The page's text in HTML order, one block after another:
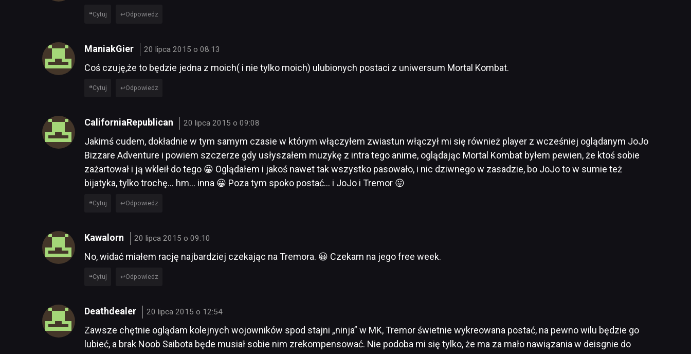
Cytuj Odpowiedz
ManiakGier 20 lipca 2015 o 08:13
Coś czuję,że to będzie jedna z moich( i nie tylko moich) ulubionych postaci z uniwersum Mortal Kombat.
Cytuj Odpowiedz
CaliforniaRepublican 20 lipca 2015 o 09:08
Jakimś cudem, dokładnie w tym samym czasie w którym włączyłem zwiastun włączył mi się również player z wcześniej oglądanym JoJo
Bizzare Adventure i powiem szczerze gdy usłyszałem muzykę z intra tego anime, oglądając Mortal Kombat byłem pewien, że ktoś sobie
zażartował i ją wkleił do tego 😀 Oglądałem i jakoś nawet tak wszystko pasowało, i nic dziwnego w zasadzie, bo JoJo to w sumie też
bijatyka, tylko trochę… hm… inna 😀 Poza tym spoko postać… i JoJo i Tremor 😛
Cytuj Odpowiedz
Kawalorn 20 lipca 2015 o 09:10
No, widać miałem rację najbardziej czekając na Tremora. 😀 Czekam na jego free week.
Cytuj Odpowiedz
Deathdealer 20 lipca 2015 o 12:54
Zawsze chętnie oglądam kolejnych wojowników spod stajni „ninja” w MK, Tremor świetnie wykreowana postać, na pewno wilu będzie go
lubieć, a brak Noob Saibota będe musiał sobie nim zrekompensować. Nie podoba mi się tylko, że ma za mało nawiązania w deisgnie do